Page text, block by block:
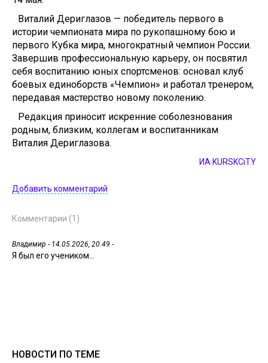
Виталий Дериглазов — победитель первого в
истории чемпионата мира по рукопашному бою и
первого Кубка мира, многократный чемпион России.
Завершив профессиональную карьеру, он посвятил
себя воспитанию юных спортсменов: основал клуб
боевых единоборств «Чемпион» и работал тренером,
передавая мастерство новому поколению.
Редакция приносит искренние соболезнования
родным, близким, коллегам и воспитанникам
Виталия Дериглазова.
ИА KURSKCiTY
Добавить комментарий
Комментарии (1)
Владимир - 14.05.2026, 20.49 -
Я был его учеником...
НОВОСТИ ПО ТЕМЕ